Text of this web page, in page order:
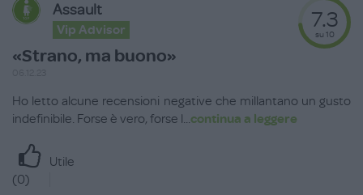
Assault
Vip Advisor
«Strano, ma buono»
7.3
su 10
Ho letto alcune recensioni negative che millantano un gusto
indefinibile. Forse è vero, forse l...continua a leggere
Utile
(0)